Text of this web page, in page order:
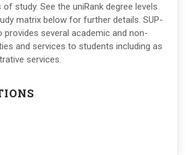
study. See the uniRank degree levels
matrix below for further details. SUP-
provides several academic and non-
and services to students including as
services.